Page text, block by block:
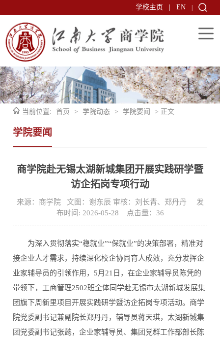
学校主页 EN
当前位置: 首页 > 学院动态 > 学院要闻 > 正文
学院要闻
商学院赴无锡太湖新城集团开展实践研学暨
访企拓岗专项行动
来源：商学院 文图：谢东辰 审核：刘长青、郑丹丹 发
布时间: 2026-05-28 点击量： 36
为深入贯彻落实“稳就业”“保就业”的决策部署，精准对
接企业人才需求，持续深化校企协同育人成效，充分发挥企
业家辅导员的引领作用，5月21日，在企业家辅导员陈凭的
带领下，工商管理2502班全体同学赴无锡市太湖新城发展集
团旗下周新里项目开展实践研学暨访企拓岗专项活动。商学
院党委副书记兼副院长郑丹丹，辅导员蒋天琪，太湖新城集
团党委副书记张懿，企业家辅导员、集团党群工作部部长陈